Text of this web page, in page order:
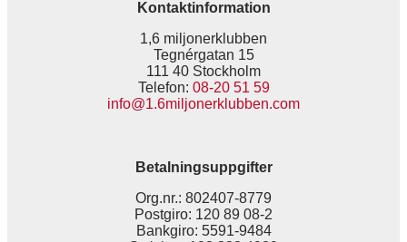
Kontaktinformation
1,6 miljonerklubben
Tegnérgatan 15
111 40 Stockholm
Telefon: 08-20 51 59
info@1.6miljonerklubben.com
Betalningsuppgifter
Org.nr.: 802407-8779
Postgiro: 120 89 08-2
Bankgiro: 5591-9484